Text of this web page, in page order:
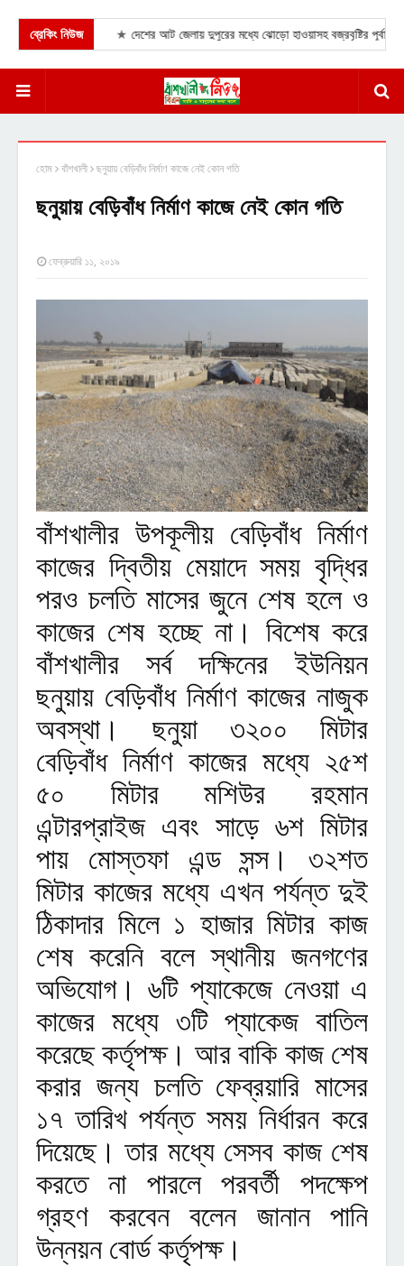
ব্রেকিং নিউজ
পালন। দেশের আট জেলায় দুপুরের মধ্যে ঝোড়ো হাওয়াসহ বজ্রবৃষ্টির পূর্বাভাস
হোম বাঁশখালী ছনুয়ায় বেড়িবাঁধ নির্মাণ কাজে নেই কোন গতি
ছনুয়ায় বেড়িবাঁধ নির্মাণ কাজে নেই কোন গতি
ফেব্রুয়ারি ১১, ২০১৯
বাঁশখালীর উপকূলীয় বেড়িবাঁধ নির্মাণ
কাজের দ্বিতীয় মেয়াদে সময় বৃদ্ধির
পরও চলতি মাসের জুনে শেষ হলে ও
কাজের শেষ হচ্ছে না। বিশেষ করে
বাঁশখালীর সর্ব দক্ষিনের ইউনিয়ন
ছনুয়ায় বেড়িবাঁধ নির্মাণ কাজের নাজুক
অবস্থা। ছনুয়া ৩২০০ মিটার
বেড়িবাঁধ নির্মাণ কাজের মধ্যে ২৫শ
৫০ মিটার মশিউর রহমান
এন্টারপ্রাইজ এবং সাড়ে ৬শ মিটার
পায় মোস্তফা এন্ড সন্স। ৩২শত
মিটার কাজের মধ্যে এখন পর্যন্ত দুই
ঠিকাদার মিলে ১ হাজার মিটার কাজ
শেষ করেনি বলে স্থানীয় জনগণের
অভিযোগ। ৬টি প্যাকেজে নেওয়া এ
কাজের মধ্যে ৩টি প্যাকেজ বাতিল
করেছে কর্তৃপক্ষ। আর বাকি কাজ শেষ
করার জন্য চলতি ফেব্রয়ারি মাসের
১৭ তারিখ পর্যন্ত সময় নির্ধারন করে
দিয়েছে। তার মধ্যে সেসব কাজ শেষ
করতে না পারলে পরবর্তী পদক্ষেপ
গ্রহণ করবেন বলেন জানান পানি
উন্নয়ন বোর্ড কর্তৃপক্ষ।